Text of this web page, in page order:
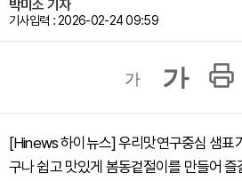
박미소 기자
기사입력 : 2026-02-24 09:59
가 가
[Hinews 하이뉴스] 우리맛연구중심 샘표
구나 쉽고 맛있게 봄동겉절이를 만들어